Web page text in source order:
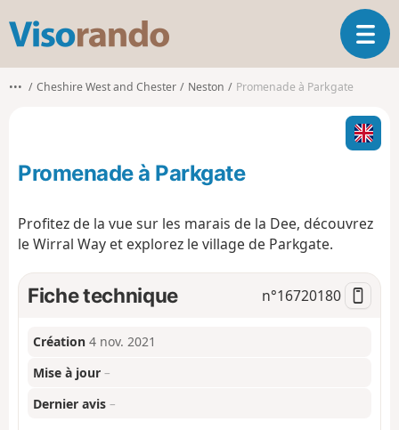
s
o
o
O
u
i
r
l
v
a
t
••• Cheshire West and Chester Neston Promenade à Parkgate
Promenade à Parkgate
Profitez de la vue sur les marais de la Dee, découvrez
le Wirral Way et explorez le village de Parkgate.
Fiche technique n°16720180
Création 4 nov. 2021
Mise à jour –
Dernier avis –